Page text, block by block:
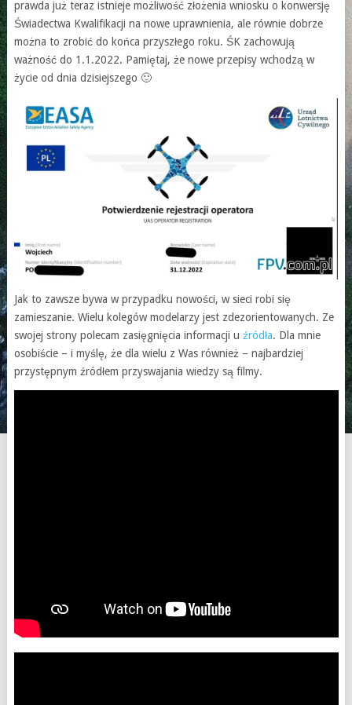
prawda już teraz istnieje możliwość złożenia wniosku o konwersję
Świadectwa Kwalifikacji na nowe uprawnienia, ale równie dobrze
można to zrobić do końca przyszłego roku. ŚK zachowują
ważność do 1.1.2022. Pamiętaj, że nowe przepisy wchodzą w
życie od dnia dzisiejszego 🙂
Jak to zawsze bywa w przypadku nowości, w sieci robi się
zamieszanie. Wielu kolegów modelarzy jest zdezorientowanych. Ze
swojej strony polecam zasięgnięcia informacji u źródła. Dla mnie
osobiście – i myślę, że dla wielu z Was również – najbardziej
przystępnym źródłem przyswajania wiedzy są filmy.